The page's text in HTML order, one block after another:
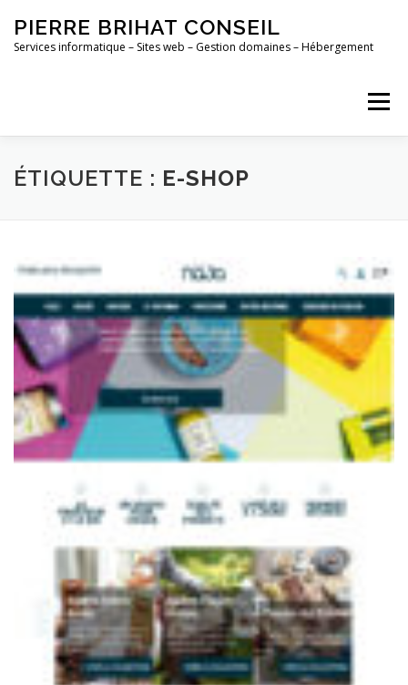
contenu
PIERRE BRIHAT CONSEIL
Services informatique – Sites web – Gestion domaines – Hébergement
Menu
ACCUEIL MAINTENANCE CONTACT
ÉTIQUETTE : E-SHOP